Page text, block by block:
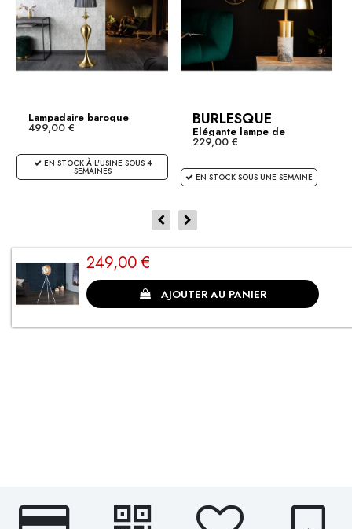
Lampadaire baroque
LUCIE...
499,00 €
EN STOCK À L'USINE SOUS 4
SEMAINES
BURLESQUE
Elégante lampe de
table...
229,00 €
EN STOCK SOUS UNE SEMAINE
249,00 €
AJOUTER AU PANIER
CLIENTS SATISFAITS